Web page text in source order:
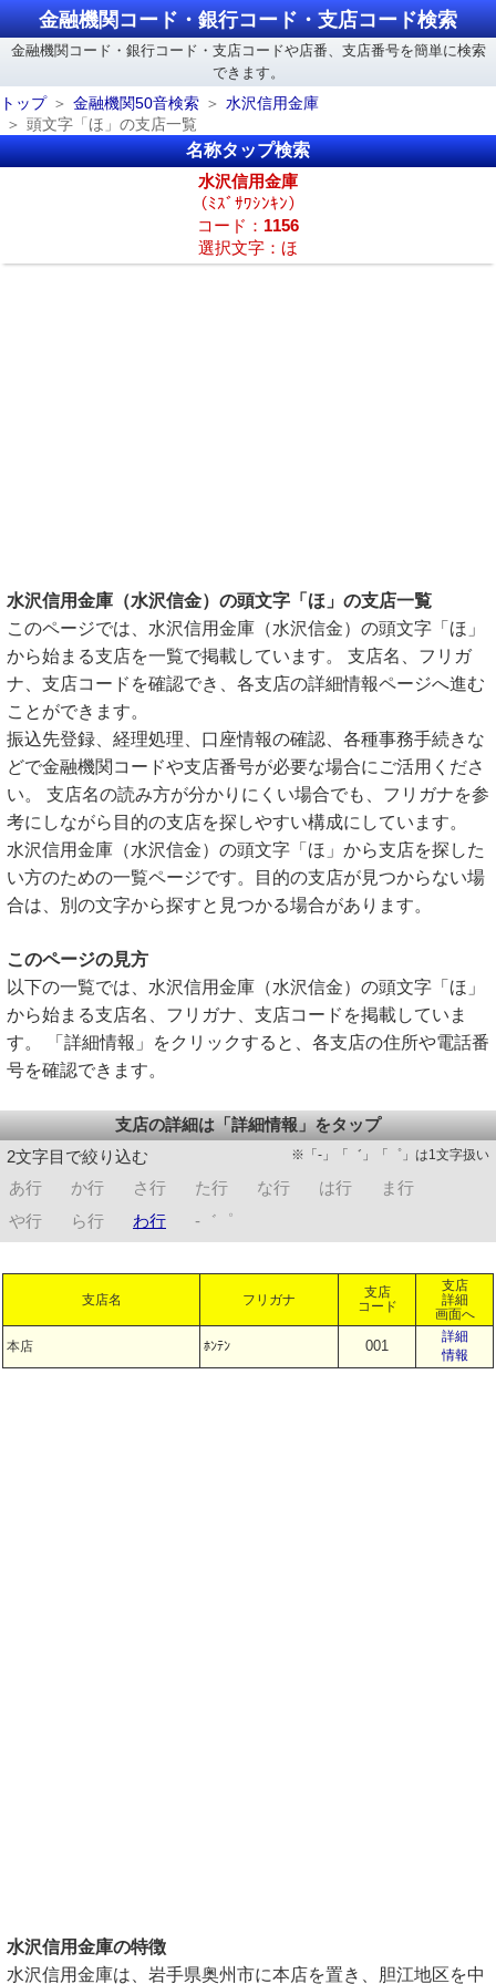
金融機関コード・銀行コード・支店コード検索
金融機関コード・銀行コード・支店コードや店番、支店番号を簡単に検索
できます。
トップ
金融機関50音検索
水沢信用金庫
頭文字「ほ」の支店一覧
名称タップ検索
水沢信用金庫
（ﾐｽﾞｻﾜｼﾝｷﾝ）
コード： 1156
選択文字：ほ
水沢信用金庫（水沢信金）の頭文字「ほ」の支店一覧
このページでは、水沢信用金庫（水沢信金）の頭文字「ほ」
から始まる支店を一覧で掲載しています。 支店名、フリガ
ナ、支店コードを確認でき、各支店の詳細情報ページへ進む
ことができます。
振込先登録、経理処理、口座情報の確認、各種事務手続きな
どで金融機関コードや支店番号が必要な場合にご活用くださ
い。 支店名の読み方が分かりにくい場合でも、フリガナを参
考にしながら目的の支店を探しやすい構成にしています。
水沢信用金庫（水沢信金）の頭文字「ほ」から支店を探した
い方のための一覧ページです。目的の支店が見つからない場
合は、別の文字から探すと見つかる場合があります。
このページの見方
以下の一覧では、水沢信用金庫（水沢信金）の頭文字「ほ」
から始まる支店名、フリガナ、支店コードを掲載していま
す。 「詳細情報」をクリックすると、各支店の住所や電話番
号を確認できます。
支店の詳細は「詳細情報」をタップ
2文字目で絞り込む
※「-」「゛」「゜」は1文字扱い
あ行 か行 さ行 た行 な行 は行
ま行
や行
ら行 わ行 -゛゜
支店名 フリガナ
支店
コード
支店
詳細
画面へ
本店 ﾎﾝﾃﾝ 001
詳細
情報
水沢信用金庫の特徴
水沢信用金庫は、岩手県奥州市に本店を置き、胆江地区を中